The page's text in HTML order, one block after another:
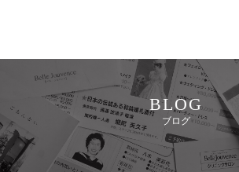
BLOG
ブログ